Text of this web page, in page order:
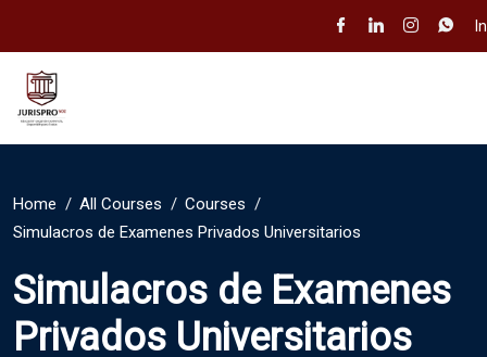
Home All Courses
Courses
Simulacros de Examenes Privados Universitarios
Simulacros de Examenes
Privados Universitarios